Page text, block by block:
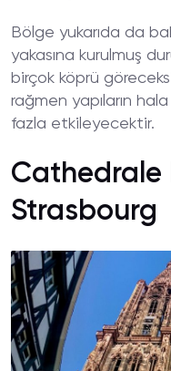
Bölge yukarıda da
yakasına kurulmuş
birçok köprü
rağmen yapıların
fazla etkileyecektir.
Cathedrale
Strasbourg